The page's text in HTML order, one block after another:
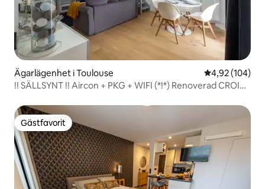
Ägarlägenhet i Toulouse 4,92 av 5 i
4,92 (104)
!! SÄLLSYNT !! Aircon + PKG + WIFI (*!*) Renoverad CROIX-
Gästfavorit
Gästfavorit